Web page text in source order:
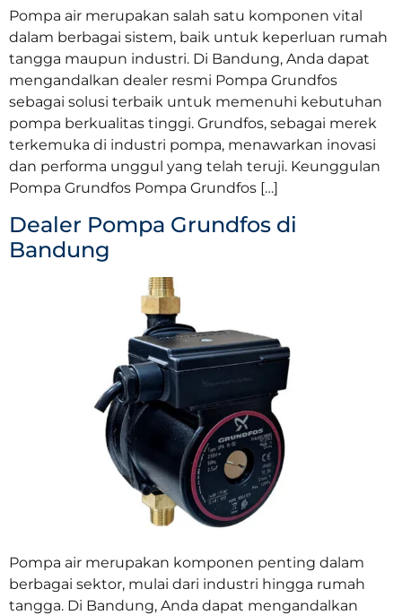
Pompa air merupakan salah satu komponen vital
dalam berbagai sistem, baik untuk keperluan rumah
tangga maupun industri. Di Bandung, Anda dapat
mengandalkan dealer resmi Pompa Grundfos
sebagai solusi terbaik untuk memenuhi kebutuhan
pompa berkualitas tinggi. Grundfos, sebagai merek
terkemuka di industri pompa, menawarkan inovasi
dan performa unggul yang telah teruji. Keunggulan
Pompa Grundfos Pompa Grundfos […]
Dealer Pompa Grundfos di
Bandung
Pompa air merupakan komponen penting dalam
berbagai sektor, mulai dari industri hingga rumah
tangga. Di Bandung, Anda dapat mengandalkan